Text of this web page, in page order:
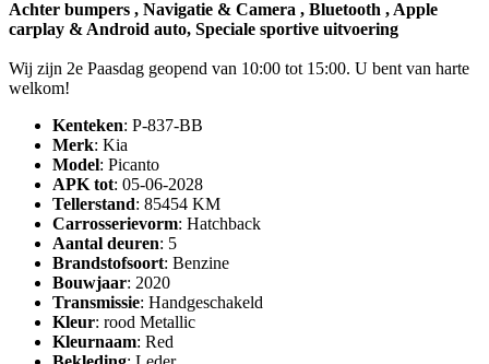
Achter bumpers , Navigatie & Camera , Bluetooth , Apple
carplay & Android auto, Speciale sportive uitvoering
Wij zijn 2e Paasdag geopend van 10:00 tot 15:00. U bent van harte
welkom!
Kenteken: P-837-BB
Merk: Kia
Model: Picanto
APK tot: 05-06-2028
Tellerstand: 85454 KM
Carrosserievorm: Hatchback
Aantal deuren: 5
Brandstofsoort: Benzine
Bouwjaar: 2020
Transmissie: Handgeschakeld
Kleur: rood Metallic
Kleurnaam: Red